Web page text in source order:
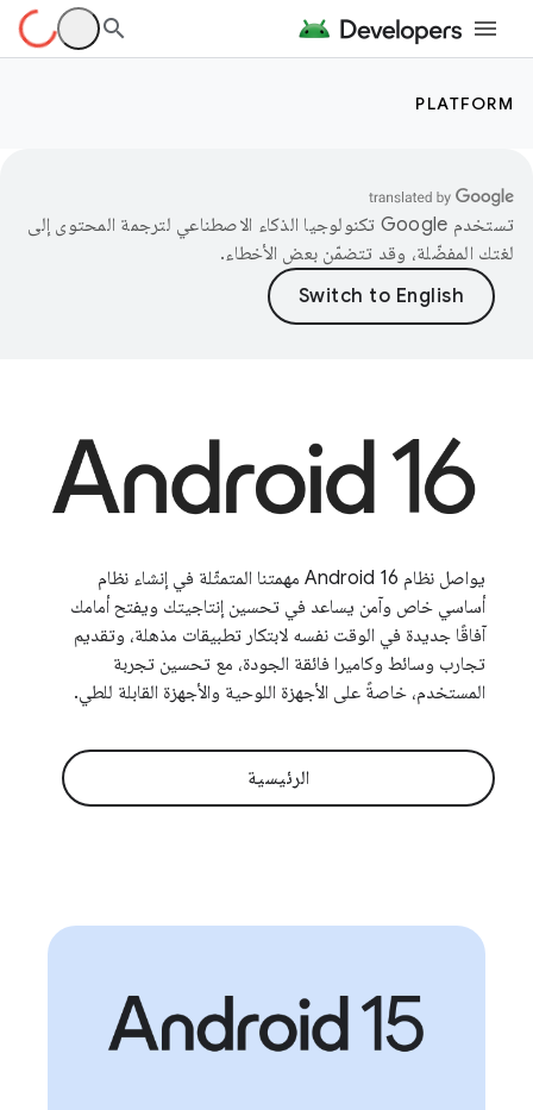
PLATFORM
تستخدم Google تكنولوجيا الذكاء الاصطناعي لترجمة المحتوى إلى
لغتك المفضّلة، وقد تتضمّن بعض الأخطاء.
يواصل نظام Android 16 مهمتنا المتمثّلة في إنشاء نظام
أساسي خاص وآمن يساعد في تحسين إنتاجيتك ويفتح أمامك
آفاقًا جديدة في الوقت نفسه لابتكار تطبيقات مذهلة، وتقديم
تجارب وسائط وكاميرا فائقة الجودة، مع تحسين تجربة
المستخدم، خاصةً على الأجهزة اللوحية والأجهزة القابلة للطي.
الرئيسية